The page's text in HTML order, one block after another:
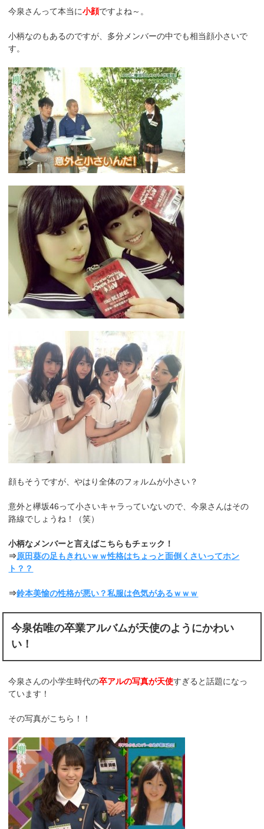
今泉さんって本当に小顔ですよね～。
小柄なのもあるのですが、多分メンバーの中でも相当顔小さいで
す。
顔もそうですが、やはり全体のフォルムが小さい？
意外と欅坂46って小さいキャラっていないので、今泉さんはその
路線でしょうね！（笑）
小柄なメンバーと言えばこちらもチェック！
⇒原田葵の足もきれいｗｗ性格はちょっと面倒くさいってホン
ト？？
⇒鈴本美愉の性格が悪い？私服は色気があるｗｗｗ
今泉佑唯の卒業アルバムが天使のようにかわい
い！
今泉さんの小学生時代の卒アルの写真が天使すぎると話題になっ
ています！
その写真がこちら！！